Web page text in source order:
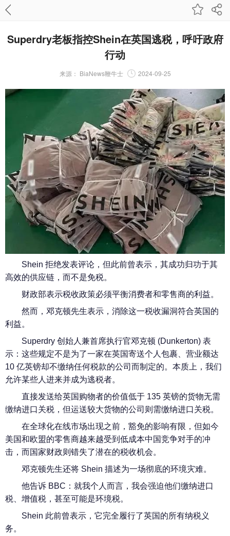
Superdry老板指控Shein在英国逃税，呼吁政府
行动
来源： BiaNews鞭牛士 2024-09-25
Shein 拒绝发表评论，但此前曾表示，其成功归功于其
高效的供应链，而不是免税。
财政部表示税收政策必须平衡消费者和零售商的利益。
然而，邓克顿先生表示，消除这一税收漏洞符合英国的
利益。
Superdry 创始人兼首席执行官邓克顿 (Dunkerton) 表
示：这些规定不是为了一家在英国寄送个人包裹、营业额达
10 亿英镑却不缴纳任何税款的公司而制定的。本质上，我们
允许某些人进来并成为逃税者。
直接发送给英国购物者的价值低于 135 英镑的货物无需
缴纳进口关税，但运送较大货物的公司则需缴纳进口关税。
在全球化在线市场出现之前，豁免的影响有限，但如今
美国和欧盟的零售商越来越受到低成本中国竞争对手的冲
击，而国家财政则错失了潜在的税收机会。
邓克顿先生还将 Shein 描述为一场彻底的环境灾难。
他告诉 BBC：就我个人而言，我会强迫他们缴纳进口
税、增值税，甚至可能是环境税。
Shein 此前曾表示，它完全履行了英国的所有纳税义
务。